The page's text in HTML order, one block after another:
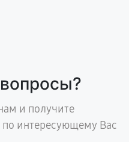
и получите
по интересующему Вас